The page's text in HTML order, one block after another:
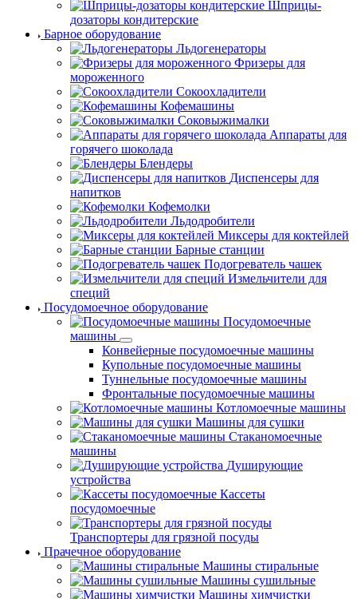
Шприцы-
дозаторы кондитерские
Барное оборудование
Льдогенераторы
Фризеры для
мороженного
Сокоохладители
Кофемашины
Соковыжималки
Аппараты для
горячего шоколада
Блендеры
Диспенсеры для
напитков
Кофемолки
Льдодробители
Миксеры для коктейлей
Барные станции
Подогреватель чашек
Измельчители для
специй
Посудомоечное оборудование
Посудомоечные
машины
Конвейерные посудомоечные машины
Купольные посудомоечные машины
Туннельные посудомоечные машины
Фронтальные посудомоечные машины
Котломоечные машины
Машины для сушки
Стаканомоечные
машины
Душирующие
устройства
Кассеты
посудомоечные
Транспортеры для грязной посуды
Прачечное оборудование
Машины стиральные
Машины сушильные
Машины химчистки